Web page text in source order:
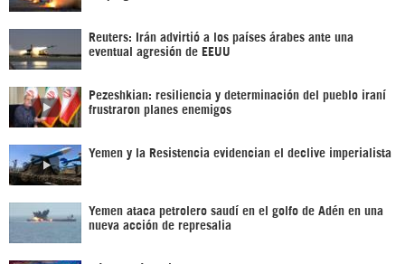
Reuters: Irán advirtió a los países árabes ante una
eventual agresión de EEUU
Pezeshkian: resiliencia y determinación del pueblo iraní
frustraron planes enemigos
Yemen y la Resistencia evidencian el declive imperialista
Yemen ataca petrolero saudí en el golfo de Adén en una
nueva acción de represalia